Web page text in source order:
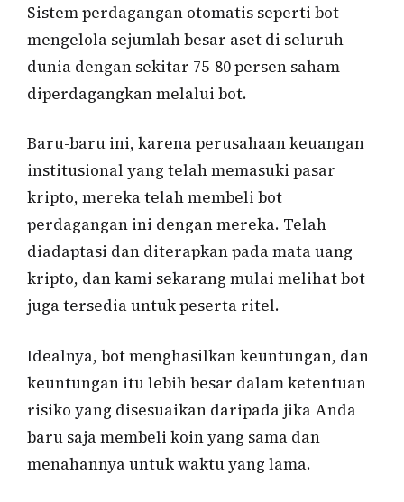
Sistem perdagangan otomatis seperti bot
mengelola sejumlah besar aset di seluruh
dunia dengan sekitar 75-80 persen saham
diperdagangkan melalui bot.
Baru-baru ini, karena perusahaan keuangan
institusional yang telah memasuki pasar
kripto, mereka telah membeli bot
perdagangan ini dengan mereka. Telah
diadaptasi dan diterapkan pada mata uang
kripto, dan kami sekarang mulai melihat bot
juga tersedia untuk peserta ritel.
Idealnya, bot menghasilkan keuntungan, dan
keuntungan itu lebih besar dalam ketentuan
risiko yang disesuaikan daripada jika Anda
baru saja membeli koin yang sama dan
menahannya untuk waktu yang lama.